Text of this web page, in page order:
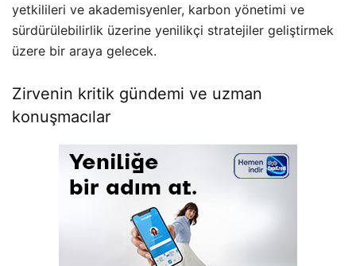
yetkilileri ve akademisyenler, karbon yönetimi ve
sürdürülebilirlik üzerine yenilikçi stratejiler geliştirmek
üzere bir araya gelecek.
Zirvenin kritik gündemi ve uzman
konuşmacılar